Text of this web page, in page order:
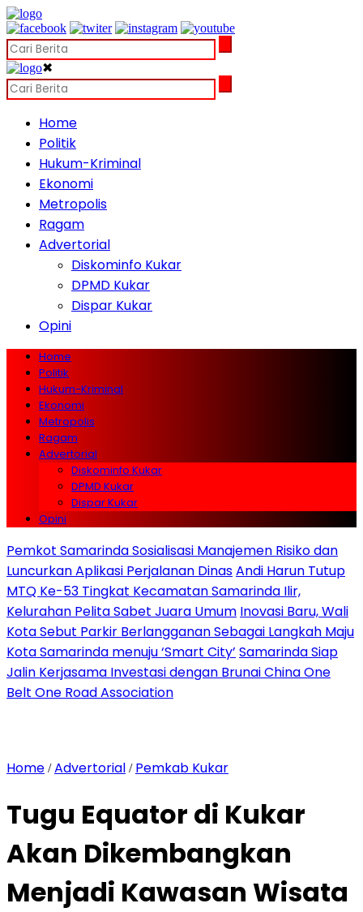
✖
Home
Politik
Hukum-Kriminal
Ekonomi
Metropolis
Ragam
Advertorial
Diskominfo Kukar
DPMD Kukar
Dispar Kukar
Opini
Home
Politik
Hukum-Kriminal
Ekonomi
Metropolis
Ragam
Advertorial
Diskominfo Kukar
DPMD Kukar
Dispar Kukar
Opini
Pemkot Samarinda Sosialisasi Manajemen Risiko dan
Luncurkan Aplikasi Perjalanan DinasAndi Harun Tutup
MTQ Ke-53 Tingkat Kecamatan Samarinda Ilir,
Kelurahan Pelita Sabet Juara Umum Inovasi Baru, Wali
Kota Sebut Parkir Berlangganan Sebagai Langkah Maju
Kota Samarinda menuju ‘Smart City’ Samarinda Siap
Jalin Kerjasama Investasi dengan Brunai China One
Belt One Road Association
Home /Advertorial / Pemkab Kukar
Tugu Equator di Kukar
Akan Dikembangkan
Menjadi Kawasan Wisata